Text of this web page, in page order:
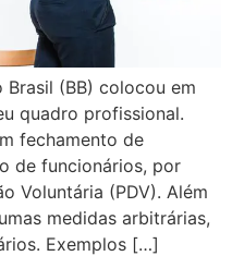
(BB) colocou em
quadro profissional.
fechamento de
de funcionários, por
Voluntária (PDV). Além
medidas arbitrárias,
Exemplos […]